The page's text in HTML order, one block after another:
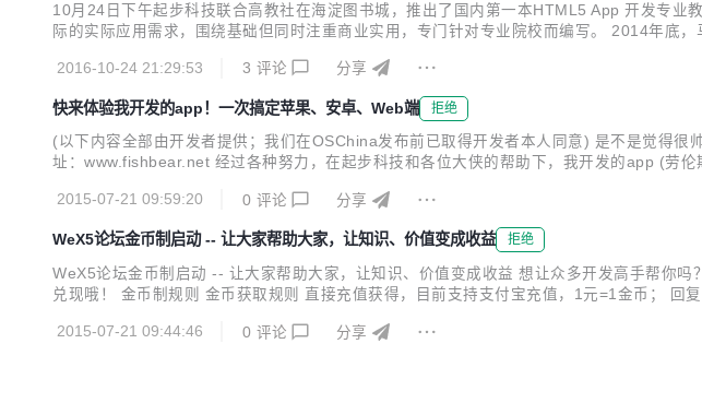
10月24日下午起步科技联合高教社在海淀图书城，推出了国内第一本HTML5 App 开发专
际的实际应用需求，围绕基础但同时注重商业实用，专门针对专业院校而编写。 2014年底
息，马科颇为震动。作为一家互联网技术公司的掌门，他深知优...
2016-10-24 21:29:53 3 评论 分享
快来体验我开发的app！一次搞定苹果、安卓、Web端 拒绝
(以下内容全部由开发者提供；我们在OSChina发布前已取得开发者本人同意) 是不是觉得
址：www.fishbear.net 经过各种努力，在起步科技和各位大侠的帮助下，我开发的app (劳
2015-07-21 09:59:20
0 评论 分享
WeX5论坛金币制启动 -- 让大家帮助大家，让知识、价值变成收益 拒绝
WeX5论坛金币制启动 -- 让大家帮助大家，让知识、价值变成收益 想让众多开发高手帮你
兑现哦！ 金币制规则 金币获取规则 直接充值获得，目前支持支付宝充值，1元=1金币； 回
与实名认证的姓名一致； 金币余额超过50即可提现； 1金币=...
2015-07-21 09:44:46 0 评论 分享